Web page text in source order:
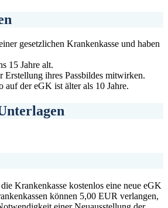
gesetzlichen Krankenkasse und haben
15 Jahre alt.
Erstellung ihres Passbildes mitwirken.
auf der eGK ist älter als 10 Jahre.
Krankenkasse kostenlos eine neue eGK
können 5,00 EUR verlangen,